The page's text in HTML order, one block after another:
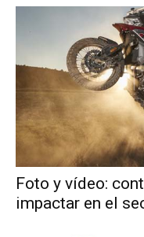
Foto y vídeo:
impactar en el